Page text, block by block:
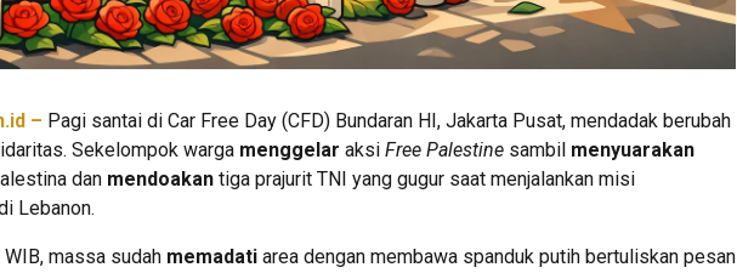
– Pagi santai di Car Free Day (CFD) Bundaran HI, Jakarta Pusat, mendadak berubah
Sekelompok warga menggelar aksi Free Palestine sambil menyuarakan
dan mendoakan tiga prajurit TNI yang gugur saat menjalankan misi
Lebanon.
massa sudah memadati area dengan membawa spanduk putih bertuliskan pesan